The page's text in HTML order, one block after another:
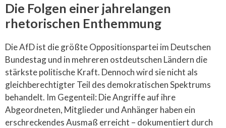
Die Folgen einer jahrelangen
rhetorischen Enthemmung
Die AfD ist die größte Oppositionspartei im Deutschen
Bundestag und in mehreren ostdeutschen Ländern die
stärkste politische Kraft. Dennoch wird sie nicht als
gleichberechtigter Teil des demokratischen Spektrums
behandelt. Im Gegenteil: Die Angriffe auf ihre
Abgeordneten, Mitglieder und Anhänger haben ein
erschreckendes Ausmaß erreicht – dokumentiert durch